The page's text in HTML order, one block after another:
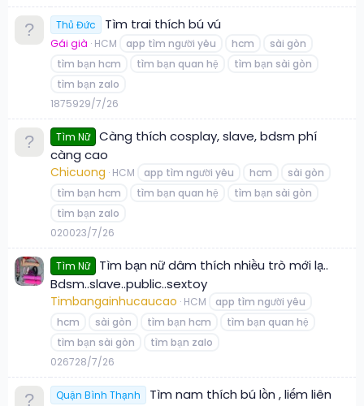
Thủ Đức Tìm trai thích bú vú
Gái già HCM app tìm người yêu hcm
sài gòn
tìm bạn hcm
tìm bạn quan hệ
tìm bạn sài gòn
tìm bạn zalo
1875929/7/26
Tìm Nữ
Càng thích cosplay, slave, bdsm phí
càng cao
Chicuong HCM app tìm người yêu hcm
sài gòn
tìm bạn hcm
tìm bạn quan hệ
tìm bạn sài gòn
tìm bạn zalo
020023/7/26
Tìm Nữ
Tìm bạn nữ dâm thích nhiều trò mới lạ..
Bdsm..slave..public..sextoy
Timbangainhucaucao HCM
app tìm người yêu
hcm
sài gòn tìm bạn hcm
tìm bạn quan hệ
tìm bạn sài gòn
tìm bạn zalo
026728/7/26
Quận Bình Thạnh
Tìm nam thích bú lồn , liếm liên